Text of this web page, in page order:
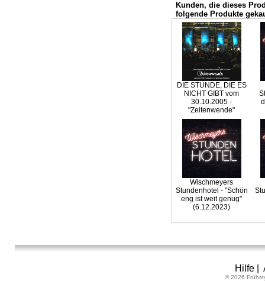
Kunden, die dieses
folgende Produkte
DIE STUNDE, DIE ES
NICHT GIBT vom
30.10.2005 -
"Zeitenwende"
Wischmeyers
Stundenhotel - "Schön
eng ist weit genug"
(6.12.2023)
Hilfe|
© 2026